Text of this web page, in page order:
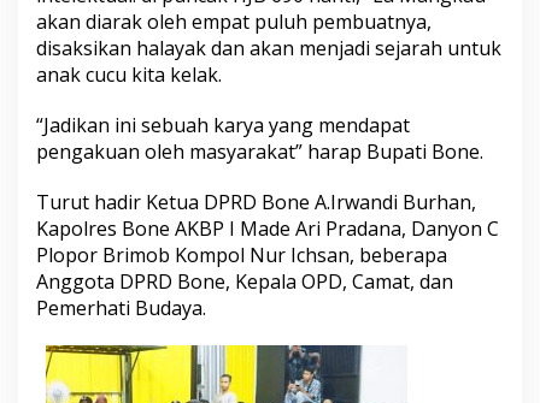
akan diarak oleh empat puluh pembuatnya,
disaksikan halayak dan akan menjadi sejarah untuk
anak cucu kita kelak.
“Jadikan ini sebuah karya yang mendapat
pengakuan oleh masyarakat” harap Bupati Bone.
Turut hadir Ketua DPRD Bone A.Irwandi Burhan,
Kapolres Bone AKBP I Made Ari Pradana, Danyon C
Plopor Brimob Kompol Nur Ichsan, beberapa
Anggota DPRD Bone, Kepala OPD, Camat, dan
Pemerhati Budaya.